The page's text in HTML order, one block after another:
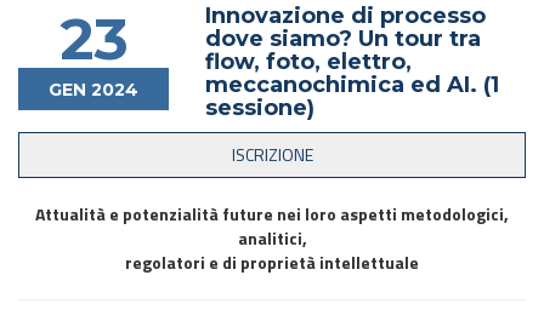
23
GEN 2024
Innovazione di processo
dove siamo? Un tour tra
flow, foto, elettro,
meccanochimica ed AI. (1
sessione)
Attualità e potenzialità future nei loro aspetti metodologici,
analitici,
regolatori e di proprietà intellettuale